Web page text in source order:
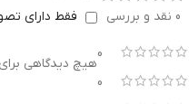
0 نقد و بررسی
0
0
فقط دارای
هیچ دیدگاهی